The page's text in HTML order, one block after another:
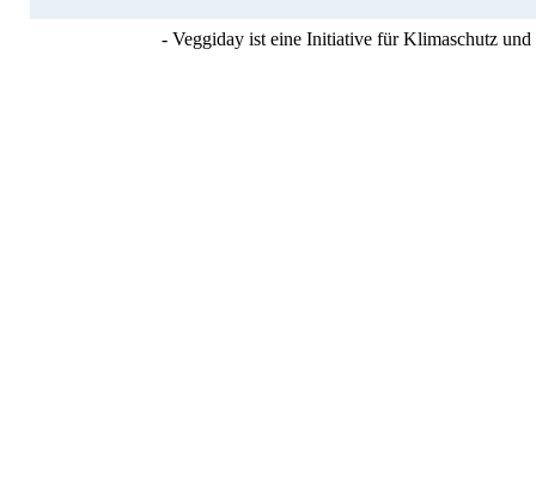
- Veggiday ist eine Initiative für Klimaschutz